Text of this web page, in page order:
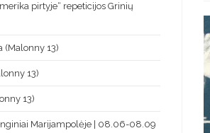
pirtyje“ repeticijos Grinių
(Malonny 13)
13)
13)
Marijampolėje | 08.06-08.09